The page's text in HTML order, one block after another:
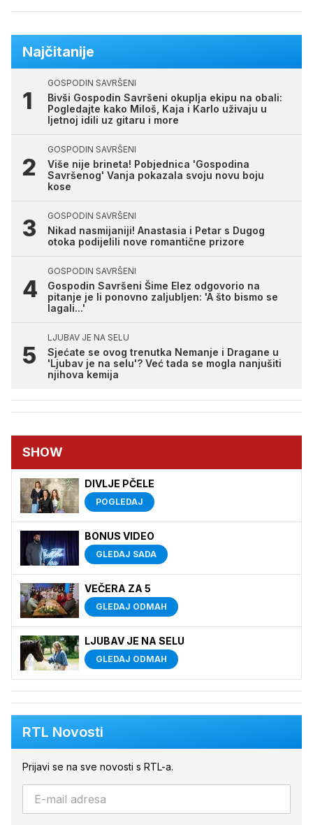
Najčitanije
GOSPODIN SAVRŠENI
Bivši Gospodin Savršeni okuplja ekipu na obali:
Pogledajte kako Miloš, Kaja i Karlo uživaju u
ljetnoj idili uz gitaru i more
GOSPODIN SAVRŠENI
Više nije brineta! Pobjednica 'Gospodina
Savršenog' Vanja pokazala svoju novu boju
kose
GOSPODIN SAVRŠENI
Nikad nasmijaniji! Anastasia i Petar s Dugog
otoka podijelili nove romantične prizore
GOSPODIN SAVRŠENI
Gospodin Savršeni Šime Elez odgovorio na
pitanje je li ponovno zaljubljen: 'A što bismo se
lagali...'
LJUBAV JE NA SELU
Sjećate se ovog trenutka Nemanje i Dragane u
'Ljubav je na selu'? Već tada se mogla nanjušiti
njihova kemija
SHOW
DIVLJE PČELE
POGLEDAJ
BONUS VIDEO
GLEDAJ SADA
VEČERA ZA 5
GLEDAJ ODMAH
LJUBAV JE NA SELU
GLEDAJ ODMAH
RTL Novosti
Prijavi se na sve novosti s RTL-a.